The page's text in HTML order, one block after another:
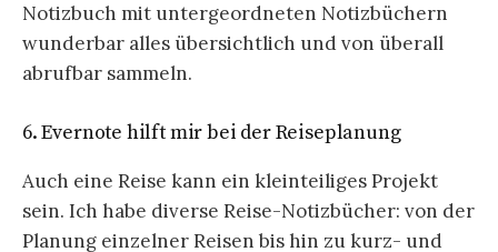
Notizbuch mit untergeordneten Notizbüchern
wunderbar alles übersichtlich und von überall
abrufbar sammeln.
6. Evernote hilft mir bei der Reiseplanung
Auch eine Reise kann ein kleinteiliges Projekt
sein. Ich habe diverse Reise-Notizbücher: von der
Planung einzelner Reisen bis hin zu kurz- und